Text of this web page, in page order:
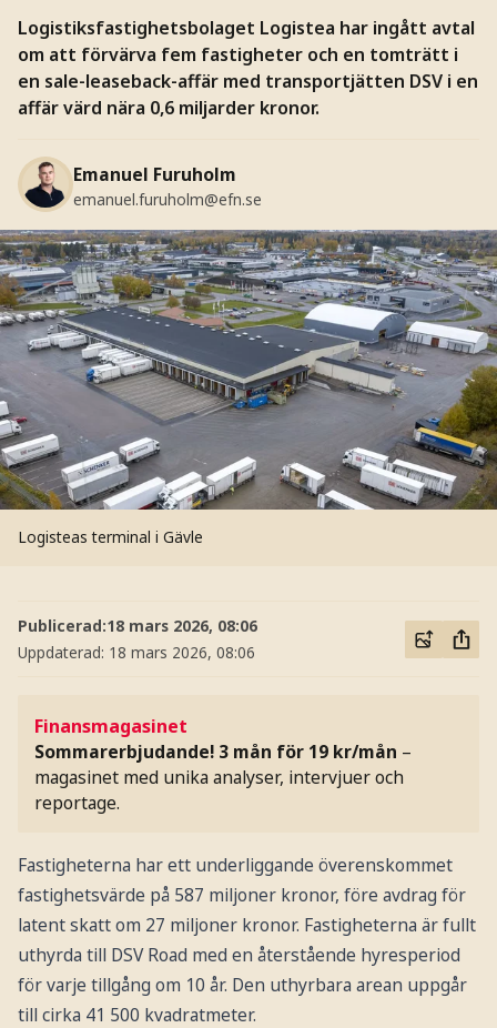
Logistiksfastighetsbolaget Logistea har ingått avtal
om att förvärva fem fastigheter och en tomträtt i
en sale-leaseback-affär med transportjätten DSV i en
affär värd nära 0,6 miljarder kronor.
Emanuel Furuholm
emanuel.furuholm@efn.se
Logisteas terminal i Gävle
Publicerad:18 mars 2026, 08:06
Uppdaterad: 18 mars 2026, 08:06
Finansmagasinet
Sommarerbjudande! 3 mån för 19 kr/mån –
magasinet med unika analyser, intervjuer och
reportage.
Fastigheterna har ett underliggande överenskommet
fastighetsvärde på 587 miljoner kronor, före avdrag för
latent skatt om 27 miljoner kronor. Fastigheterna är fullt
uthyrda till DSV Road med en återstående hyresperiod
för varje tillgång om 10 år. Den uthyrbara arean uppgår
till cirka 41 500 kvadratmeter.